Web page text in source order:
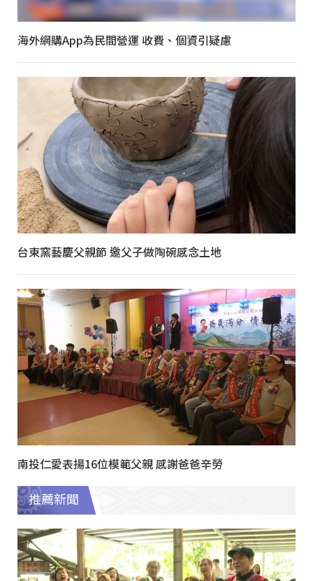
海外網購App為民間營運 收費、個資引疑慮
台東窯藝慶父親節 邀父子做陶碗感念土地
南投仁愛表揚16位模範父親 感謝爸爸辛勞
推薦新聞